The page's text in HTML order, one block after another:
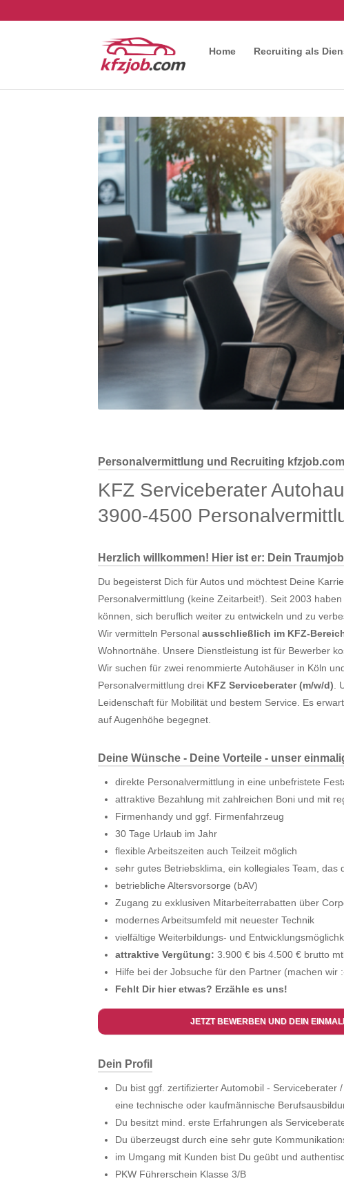
Home Recruiting als
Personalvermittlung und Recruiting
KFZ Serviceberater
3900-4500
Herzlich willkommen! Hier ist er: Dein
Du begeisterst Dich für Autos und möchtest Deine
Personalvermittlung (keine Zeitarbeit!). Seit 2003 haben
können, sich beruflich weiter zu entwickeln und zu
Wir vermitteln Personal ausschließlich im KFZ-
Wohnortnähe. Unsere Dienstleistung ist für Bewerber
Wir suchen für zwei renommierte Autohäuser in Köln
Personalvermittlung drei KFZ Serviceberater(m/w/d) .
Leidenschaft für Mobilität und bestem Service. Es
auf Augenhöhe begegnet.
Deine Wünsche - Deine Vorteile - unser
direkte Personalvermittlung in eine unbefristete
attraktive Bezahlung mit zahlreichen Boni und mit
Firmenhandy und ggf. Firmenfahrzeug
30 Tage Urlaub im Jahr
flexible Arbeitszeiten auch Teilzeit möglich
sehr gutes Betriebsklima, ein kollegiales Team, das
betriebliche Altersvorsorge (bAV)
Zugang zu exklusiven Mitarbeiterrabatten über
modernes Arbeitsumfeld mit neuester Technik
vielfältige Weiterbildungs- und
attraktive Vergütung: 3.900 € bis 4.500 € brutto
Hilfe bei der Jobsuche für den Partner (machen wir
Fehlt Dir hier etwas? Erzähle es uns!
JETZT BEWERBEN UND DEIN
Dein Profil
Du bist ggf. zertifizierter Automobil -
eine technische oder kaufmännische
Du besitzt mind. erste Erfahrungen als
Du überzeugst durch eine sehr gute
im Umgang mit Kunden bist Du geübt und
PKW Führerschein Klasse 3/B